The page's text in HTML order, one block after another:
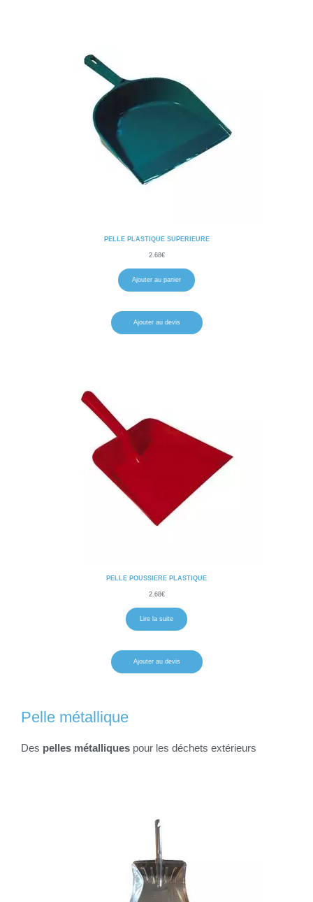
PELLE PLASTIQUE SUPERIEURE
2.68€
Ajouter au panier
Ajouter au devis
PELLE POUSSIERE PLASTIQUE
2.68€
Lire la suite
Ajouter au devis
Pelle métallique
Des pelles métalliques pour les déchets extérieurs